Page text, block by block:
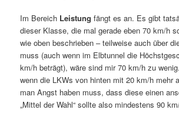
Im Bereich Leistungfängt es an. Es gibt
dieser Klasse, die mal gerade eben 70 km/h
wie oben beschrieben – teilweise auch über
muss (auch wenn im Elbtunnel die
km/h beträgt), wäre sind mir 70 km/h zu
wenn die LKWs von hinten mit 20 km/h mehr
man Angst haben muss, dass diese einen
„Mittel der Wahl“ sollte also mindestens 90